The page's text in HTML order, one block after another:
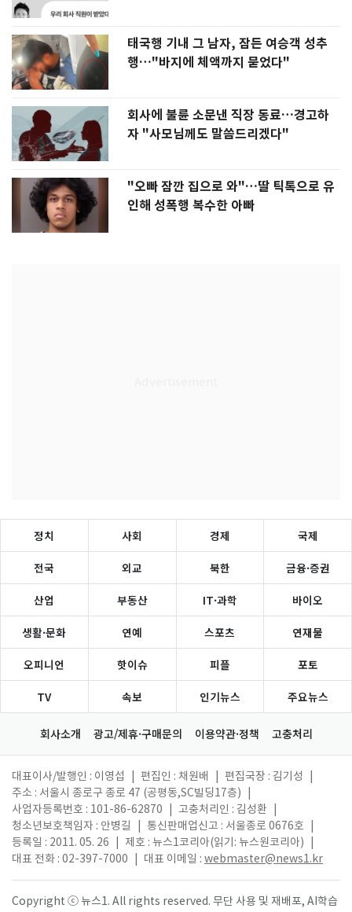
태국행 기내 그 남자, 잠든 여승객 성추
행…"바지에 체액까지 묻었다"
회사에 불륜 소문낸 직장 동료…경고하
자 "사모님께도 말씀드리겠다"
"오빠 잠깐 집으로 와"…딸 틱톡으로 유
인해 성폭행 복수한 아빠
정치 사회 경제 국제
전국 외교 북한 금융·증권
산업 부동산 IT·과학 바이오
생활·문화 연예 스포츠 연재물
오피니언 핫이슈 피플 포토
TV 속보 인기뉴스 주요뉴스
회사소개 광고/제휴·구매문의 이용약관·정책 고충처리
대표이사/발행인 : 이영섭 편집인 : 채원배 편집국장 : 김기성
주소 : 서울시 종로구 종로 47 (공평동,SC빌딩17층)
사업자등록번호 : 101-86-62870
고충처리인 : 김성환
청소년보호책임자 : 안병길
통신판매업신고 : 서울종로 0676호
등록일 : 2011. 05. 26
제호 : 뉴스1코리아(읽기: 뉴스원코리아)
대표 전화 : 02-397-7000
대표 이메일 : webmaster@news1.kr
Copyright ⓒ 뉴스1. All rights reserved. 무단 사용 및 재배포, AI학습